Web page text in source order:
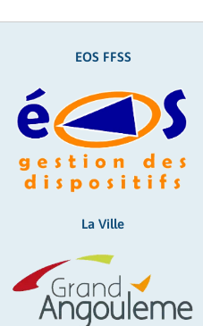
EOS FFSS
La Ville